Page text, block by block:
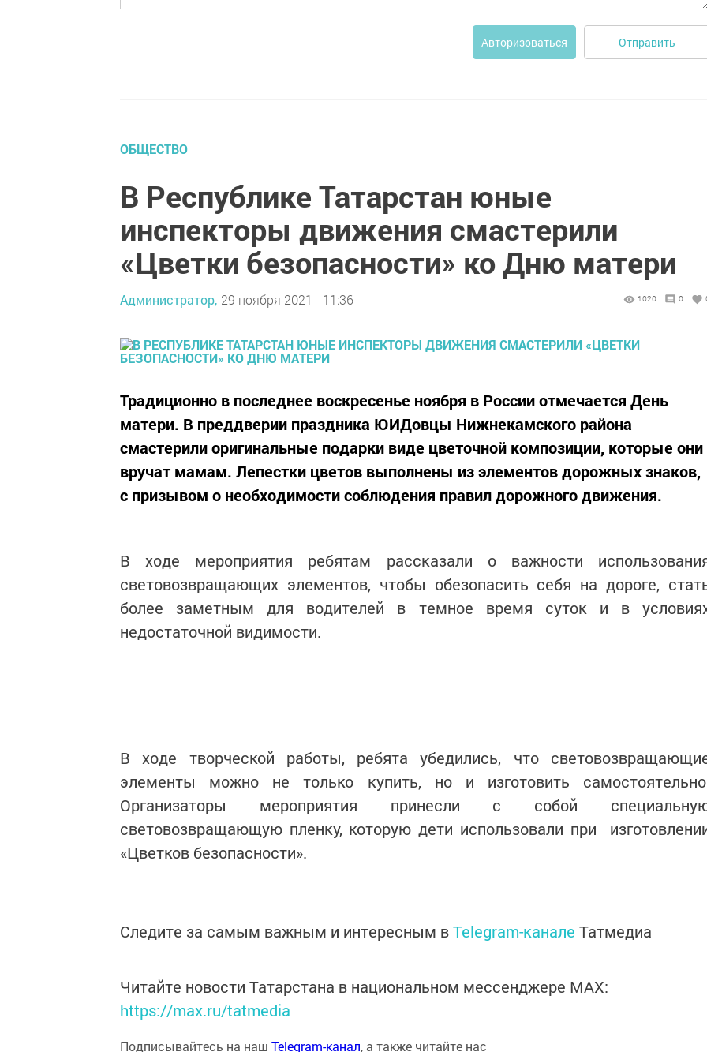
Авторизоваться Отправить
ОБЩЕСТВО
В Республике Татарстан юные
инспекторы движения смастерили
«Цветки безопасности» ко Дню матери
Администратор, 29 ноября 2021 - 11:36 1020 0
Традиционно в последнее воскресенье ноября в России отмечается День
матери. В преддверии праздника ЮИДовцы Нижнекамского района
смастерили оригинальные подарки виде цветочной композиции, которые они
вручат мамам. Лепестки цветов выполнены из элементов дорожных знаков,
с призывом о необходимости соблюдения правил дорожного движения.
В ходе мероприятия ребятам рассказали о важности
световозвращающих элементов, чтобы обезопасить себя на дороге,
более заметным для водителей в темное время суток и в
недостаточной видимости.
В ходе творческой работы, ребята убедились, что
элементы можно не только купить, но и изготовить
Организаторы мероприятия принесли с собой
световозвращающую пленку, которую дети использовали при
«Цветков безопасности».
Следите за самым важным и интересным вTelegram-канале Татмедиа
Читайте новости Татарстана в национальном мессенджере MАХ:
https://max.ru/tatmedia
Подписывайтесь на наш Telegram-канал, а также читайте нас